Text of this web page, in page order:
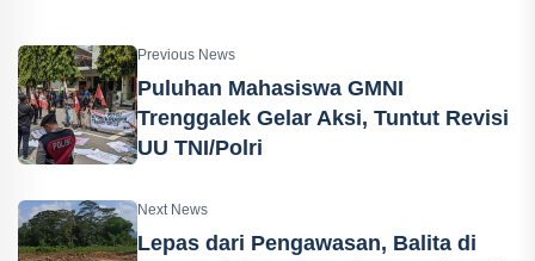
Previous News
Puluhan Mahasiswa GMNI
Trenggalek Gelar Aksi, Tuntut Revisi
UU TNI/Polri
Next News
Lepas dari Pengawasan, Balita di